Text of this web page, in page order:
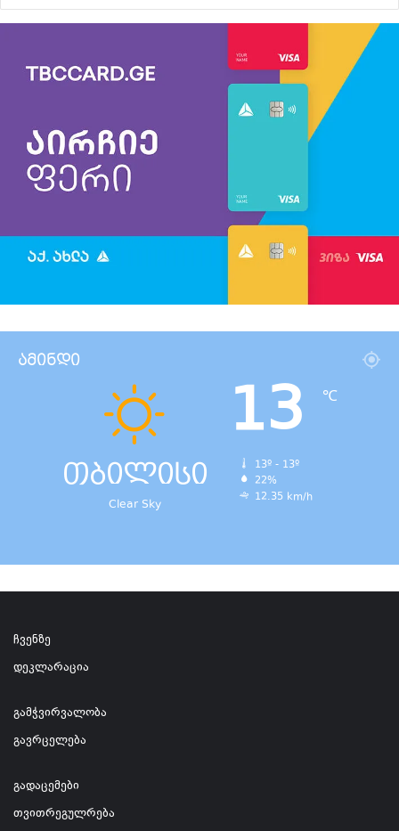
ამინდი
თბილისი
Clear Sky
13 ℃
13º - 13º
22%
12.35 km/h
ჩვენზე
დეკლარაცია
გამჭვირვალობა
გავრცელება
გადაცემები
თვითრეგულრება